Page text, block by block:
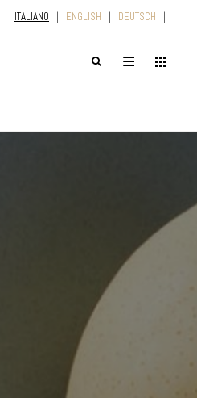
ITALIANO | ENGLISH | DEUTSCH |